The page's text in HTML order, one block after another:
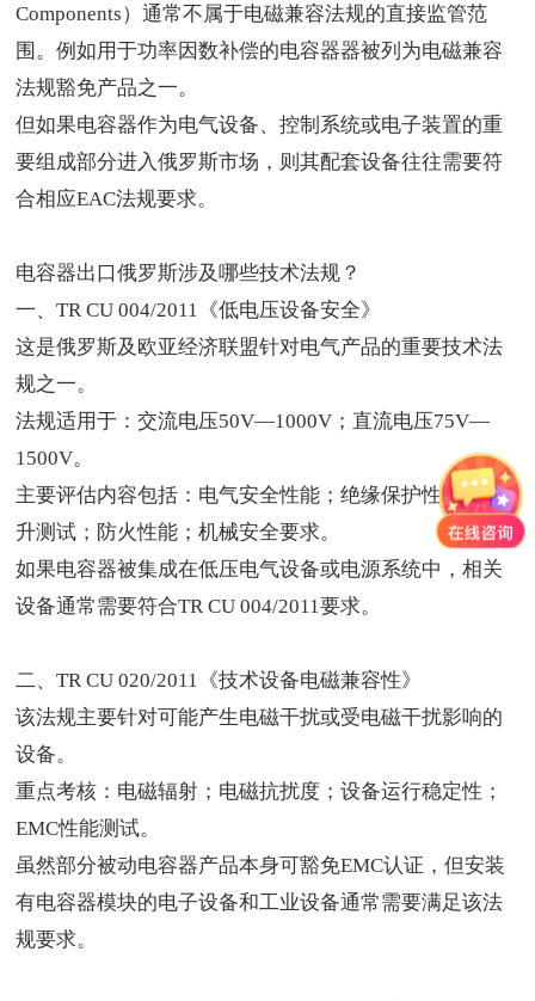
Components）通常不属于电磁兼容法规的直接监管范
围。例如用于功率因数补偿的电容器器被列为电磁兼容
法规豁免产品之一。
但如果电容器作为电气设备、控制系统或电子装置的重
要组成部分进入俄罗斯市场，则其配套设备往往需要符
合相应EAC法规要求。
电容器出口俄罗斯涉及哪些技术法规？
一、TR CU 004/2011《低电压设备安全》
这是俄罗斯及欧亚经济联盟针对电气产品的重要技术法
规之一。
法规适用于：交流电压50V—1000V；直流电压75V—
1500V。
主要评估内容包括：电气安全性能；绝缘保护性能；温
升测试；防火性能；机械安全要求。
如果电容器被集成在低压电气设备或电源系统中，相关
设备通常需要符合TR CU 004/2011要求。
二、TR CU 020/2011《技术设备电磁兼容性》
该法规主要针对可能产生电磁干扰或受电磁干扰影响的
设备。
重点考核：电磁辐射；电磁抗扰度；设备运行稳定性；
EMC性能测试。
虽然部分被动电容器产品本身可豁免EMC认证，但安装
有电容器模块的电子设备和工业设备通常需要满足该法
规要求。